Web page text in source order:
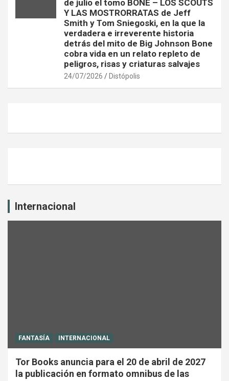
de julio el tomo BONE – LOS SCOUTS
Y LAS MOSTRORRATAS de Jeff
Smith y Tom Sniegoski, en la que la
verdadera e irreverente historia
detrás del mito de Big Johnson Bone
cobra vida en un relato repleto de
peligros, risas y criaturas salvajes
24/07/2026 Distópolis
Internacional
FANTASÍA INTERNACIONAL
Tor Books anuncia para el 20 de abril de 2027
la publicación en formato omnibus de las